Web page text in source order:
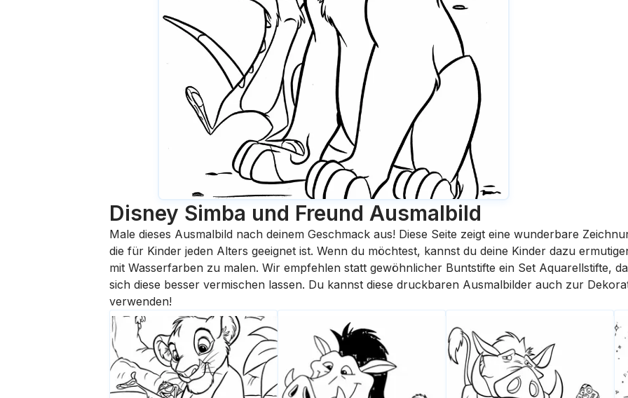
Disney Simba und Freund Ausmalbild
Male dieses Ausmalbild nach deinem Geschmack aus! Diese Seite zeigt eine wunderbare
die für Kinder jeden Alters geeignet ist. Wenn du möchtest, kannst du deine Kinder dazu
mit Wasserfarben zu malen. Wir empfehlen statt gewöhnlicher Buntstifte ein Set Aquarellstifte, da
sich diese besser vermischen lassen. Du kannst diese druckbaren Ausmalbilder auch zur
verwenden!